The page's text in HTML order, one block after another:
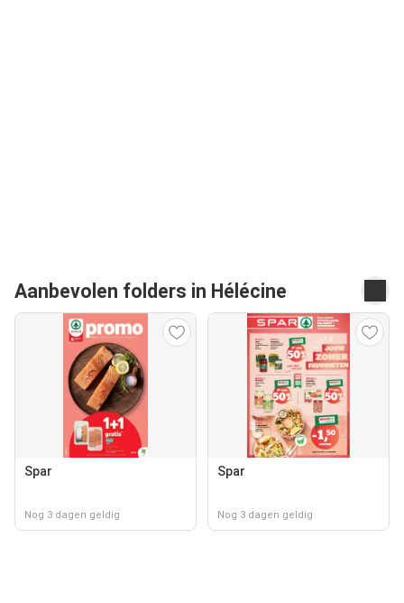
Aanbevolen folders in Hélécine
Spar
Nog 3 dagen geldig
Spar
Nog 3 dagen geldig